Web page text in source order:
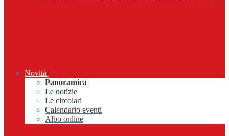
Novità
Panoramica
Le notizie
Le circolari
Calendario eventi
Albo online